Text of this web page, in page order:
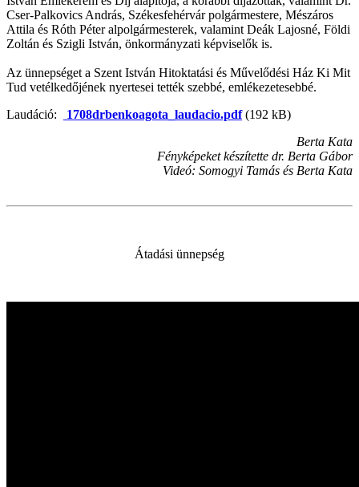
Cser-Palkovics András, Székesfehérvár polgármestere, Mészáros
Attila és Róth Péter alpolgármesterek, valamint Deák Lajosné, Földi
Zoltán és Szigli István, önkormányzati képviselők is.
Az ünnepséget a Szent István Hitoktatási és Művelődési Ház Ki Mit
Tud vetélkedőjének nyertesei tették szebbé, emlékezetesebbé.
Laudáció:
1708drbenkoagota_laudacio.pdf(192 kB)
Berta Kata
Fényképeket készítette dr. Berta Gábor
Videó: Somogyi Tamás és Berta Kata
Átadási ünnepség